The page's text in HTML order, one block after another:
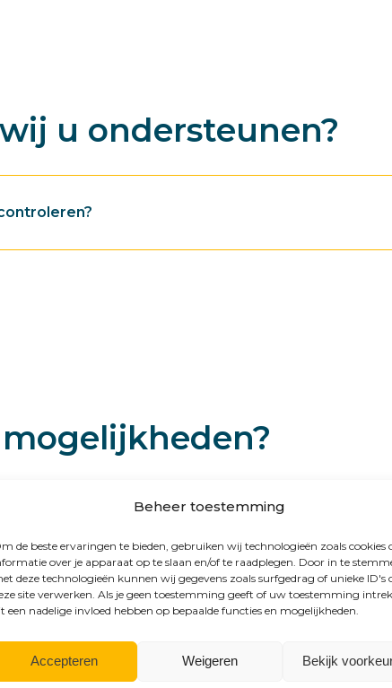
Beheer toestemming
de beste ervaringen te bieden, gebruiken wij technologieën zoals cookies
over je apparaat op te slaan en/of te raadplegen. Door in te
deze technologieën kunnen wij gegevens zoals surfgedrag of unieke ID's
site verwerken. Als je geen toestemming geeft of uw toestemming
een nadelige invloed hebben op bepaalde functies en mogelijkheden.
Accepteren Weigeren Bekijk
u ondersteunen?